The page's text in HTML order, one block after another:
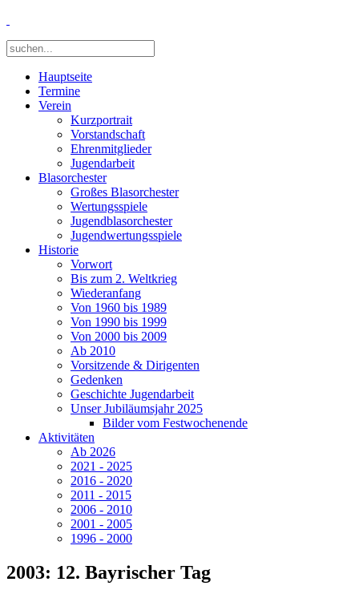
Hauptseite
Termine
Verein
Kurzportrait
Vorstandschaft
Ehrenmitglieder
Jugendarbeit
Blasorchester
Großes Blasorchester
Wertungsspiele
Jugendblasorchester
Jugendwertungsspiele
Historie
Vorwort
Bis zum 2. Weltkrieg
Wiederanfang
Von 1960 bis 1989
Von 1990 bis 1999
Von 2000 bis 2009
Ab 2010
Vorsitzende & Dirigenten
Gedenken
Geschichte Jugendarbeit
Unser Jubiläumsjahr 2025
Bilder vom Festwochenende
Aktivitäten
Ab 2026
2021 - 2025
2016 - 2020
2011 - 2015
2006 - 2010
2001 - 2005
1996 - 2000
2003: 12. Bayrischer Tag